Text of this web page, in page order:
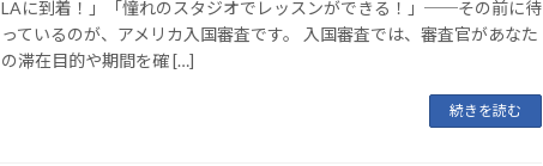
LAに到着！」「憧れのスタジオでレッスンができる！」──その前に待
っているのが、アメリカ入国審査です。 入国審査では、審査官があなた
の滞在目的や期間を確 […]
続きを読む